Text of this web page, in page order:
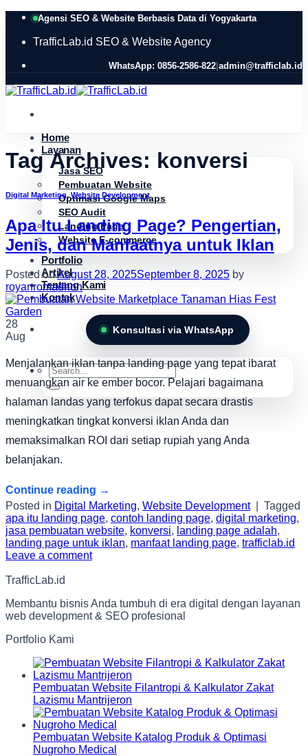
Skip
content
Agensi SEO & Website Berbasis Data di Yogyakarta
TrafficLab.id SEO & Website Agency
WhatsApp: 0856-2586-822|admin@trafficlab.id
Home
Layanan
Jasa SEO
Pembuatan Website
Optimasi Google Maps
SEO Audit
Landing Page
Website E-commerce
Portfolio
Artikel
Tentang Kami
Kontak
Konsultasi via WhatsApp
Search
for:
Tag Archives: konversi
Digital Marketing, Website Development
Apa Itu Landing Page? Pengertian,
Jenis, dan Manfaatnya untuk Iklan
Posted onAugust 28, 2025September 8, 2025 by
royanromadhon
28
Aug
Menjalankan iklan tanpa landing page yang tepat ibarat
menuangkan air ke ember bocor. Pelajari bagaimana
halaman landas yang terfokus dapat secara drastis
meningkatkan tingkat konversi iklan Anda dan
memaksimalkan ROI dari setiap rupiah yang Anda
belanjakan.
Continue reading →
Posted in Digital Marketing, Website Development
Tagged
apa itu landing page, contoh landing page, digital marketing,
jasa pembuatan website, konversi, landing page adalah,
landing page untuk iklan, manfaat landing page, trafficlab.id
Leave a comment
TrafficLab.id
Membantu bisnis Anda tumbuh di era digital dengan layanan
web development & SEO profesional
Portfolio Kami
Pembuatan Website Filantropi & Kalkulator Zakat
Lazismu Mantrijeron
Pembuatan Website Katalog Produk & Optimasi
Nugroho Medical